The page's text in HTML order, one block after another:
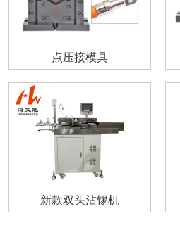
点压接模具
新款双头沾锡机